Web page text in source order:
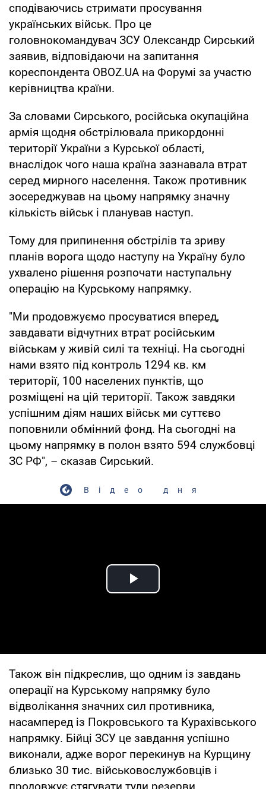
сподіваючись стримати просування
українських військ. Про це
головнокомандувач ЗСУ Олександр Сирський
заявив, відповідаючи на запитання
кореспондента OBOZ.UA на Форумі за участю
керівництва країни.
За словами Сирського, російська окупаційна
армія щодня обстрілювала прикордонні
території України з Курської області,
внаслідок чого наша країна зазнавала втрат
серед мирного населення. Також противник
зосереджував на цьому напрямку значну
кількість військ і планував наступ.
Тому для припинення обстрілів та зриву
планів ворога щодо наступу на Україну було
ухвалено рішення розпочати наступальну
операцію на Курському напрямку.
"Ми продовжуємо просуватися вперед,
завдавати відчутних втрат російським
військам у живій силі та техніці. На сьогодні
нами взято під контроль 1294 кв. км
території, 100 населених пунктів, що
розміщені на цій території. Також завдяки
успішним діям наших військ ми суттєво
поповнили обмінний фонд. На сьогодні на
цьому напрямку в полон взято 594 службовці
ЗС РФ", – сказав Сирський.
Відео дня
Play Video
Також він підкреслив, що одним із завдань
операції на Курському напрямку було
відволікання значних сил противника,
насамперед із Покровського та Курахівського
напрямку. Бійці ЗСУ це завдання успішно
виконали, адже ворог перекинув на Курщину
близько 30 тис. військовослужбовців і
продовжує стягувати туди резерви.